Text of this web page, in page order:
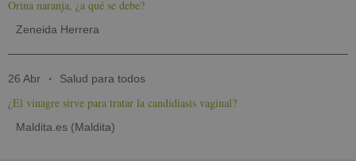
Orina naranja, ¿a qué se debe?
Zeneida Herrera
26 Abr Salud para todos
¿El vinagre sirve para tratar la candidiasis vaginal?
Maldita.es (Maldita)